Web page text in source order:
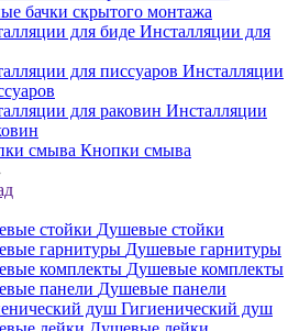
бачки скрытого монтажа
Инсталляции для
Инсталляции
Инсталляции
Кнопки смыва
Душевые стойки
Душевые гарнитуры
Душевые комплекты
Душевые панели
Гигиенический душ